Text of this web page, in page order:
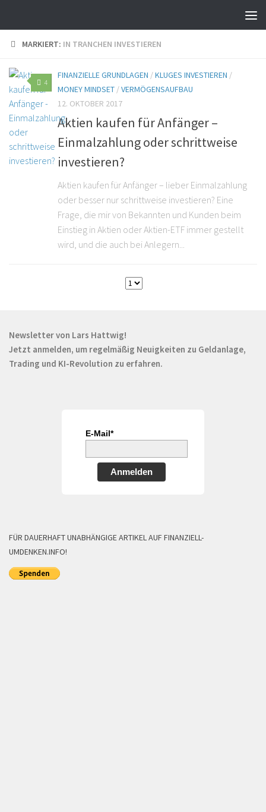
MARKIERT: IN TRANCHEN INVESTIEREN
4
FINANZIELLE GRUNDLAGEN /KLUGES INVESTIEREN /
MONEY MINDSET /VERMÖGENSAUFBAU
12. OKTOBER 2017
Aktien kaufen für Anfänger –
Einmalzahlung oder schrittweise
investieren?
Aktien kaufen für Anfänger – lieber Einmalzahlung
oder besser nur schrittweise investieren? Eine
Frage, die mir von Bekannten und Kunden beim
Einstieg in Aktien oder Aktien-ETF immer gestellt
wird, und die auch bei Anlegern...
Newsletter von Lars Hattwig!
Jetzt anmelden, um regelmäßig Neuigkeiten zu Geldanlage,
Trading und KI-Revolution zu erfahren.
E-Mail*
Anmelden
FÜR DAUERHAFT UNABHÄNGIGE ARTIKEL AUF FINANZIELL-
UMDENKEN.INFO!